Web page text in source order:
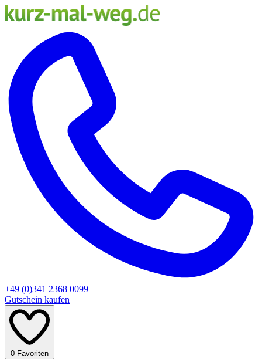
+49 (0)341 2368 0099
Gutschein kaufen
0 Favoriten